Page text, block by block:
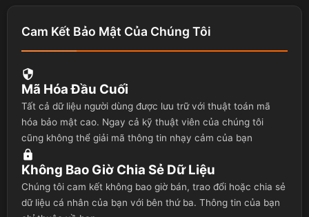
Cam Kết Bảo Mật Của Chúng Tôi
Mã Hóa Đầu Cuối
Tất cả dữ liệu người dùng được lưu trữ với thuật toán mã
hóa bảo mật cao. Ngay cả kỹ thuật viên của chúng tôi
cũng không thể giải mã thông tin nhạy cảm của bạn
Không Bao Giờ Chia Sẻ Dữ Liệu
Chúng tôi cam kết không bao giờ bán, trao đổi hoặc chia sẻ
dữ liệu cá nhân của bạn với bên thứ ba. Thông tin của bạn